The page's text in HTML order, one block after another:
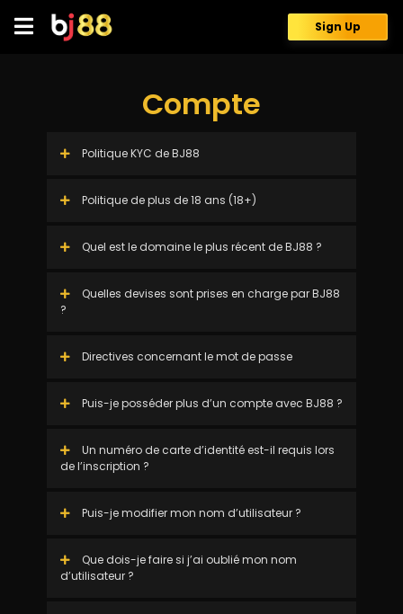
content
Sign Up
Compte
Politique KYC de BJ88
Politique de plus de 18 ans (18+)
Quel est le domaine le plus récent de BJ88 ?
Quelles devises sont prises en charge par BJ88
?
Directives concernant le mot de passe
Puis-je posséder plus d’un compte avec BJ88 ?
Un numéro de carte d’identité est-il requis lors
de l’inscription ?
Puis-je modifier mon nom d’utilisateur ?
Que dois-je faire si j’ai oublié mon nom
d’utilisateur ?